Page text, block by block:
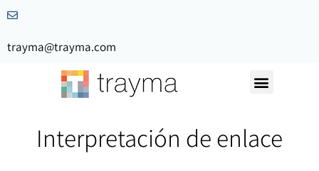
trayma@trayma.com
Interpretación de enlace